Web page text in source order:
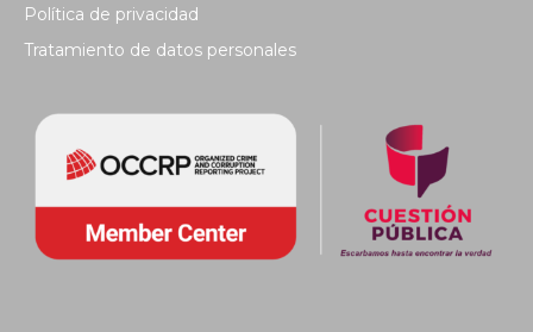
Política de privacidad
Tratamiento de datos personales